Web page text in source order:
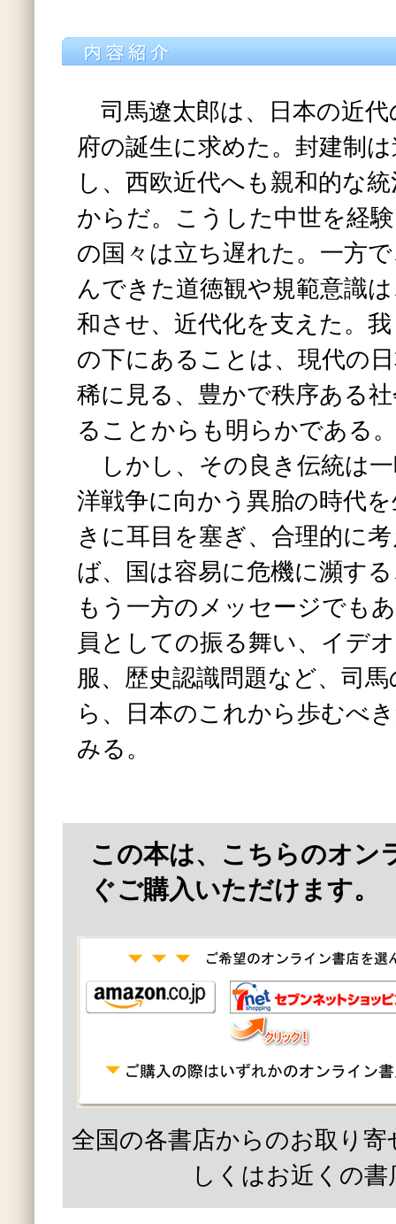
司馬遼太郎は、日本の近代
府の誕生に求めた。封建制
し、西欧近代へも親和的な
からだ。こうした中世を経
の国々は立ち遅れた。一方
んできた道徳観や規範意識
和させ、近代化を支えた。
の下にあることは、現代の
稀に見る、豊かで秩序ある
ることからも明らかである。
しかし、その良き伝統は
洋戦争に向かう異胎の時代
きに耳目を塞ぎ、合理的に
ば、国は容易に危機に瀕す
もう一方のメッセージでも
員としての振る舞い、イデ
服、歴史認識問題など、司
ら、日本のこれから歩むべ
みる。
この本は、こちらのオン
ぐご購入いただけます。
全国の各書店からのお取り
しくはお近くの書